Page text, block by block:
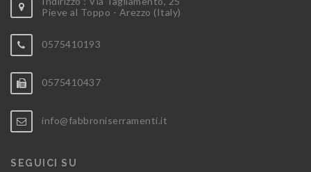
Pieve al Toppo - Arezzo (Italy)
0575410193
0575410437
info@fabbroniserramenti.it
SEGUICI SU